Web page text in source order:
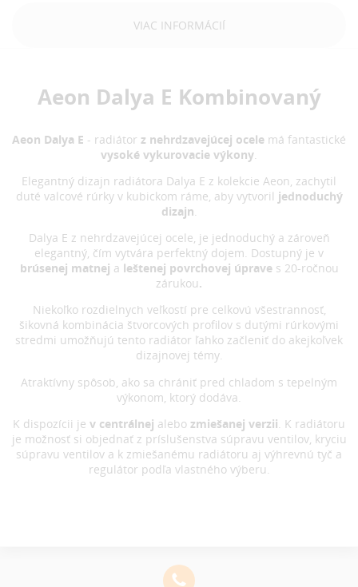
VIAC INFORMÁCIÍ
Aeon Dalya E Kombinovaný
Aeon Dalya E - radiátor z nehrdzavejúcej ocele má fantastické
vysoké vykurovacie výkony.
Elegantný dizajn radiátora Dalya E z kolekcie Aeon, zachytil
duté valcové rúrky v kubickom ráme, aby vytvoril jednoduchý
dizajn.
Dalya E z nehrdzavejúcej ocele, je jednoduchý a zároveň
elegantný, čím vytvára perfektný dojem. Dostupný je v
brúsenej matnej a leštenej povrchovej úprave s 20-ročnou
zárukou.
Niekoľko rozdielnych veľkostí pre celkovú všestrannosť,
šikovná kombinácia štvorcových profilov s dutými rúrkovými
stredmi umožňujú tento radiátor ľahko začleniť do akejkoľvek
dizajnovej témy.
Atraktívny spôsob, ako sa chrániť pred chladom s tepelným
výkonom, ktorý dodáva.
K dispozícii je v centrálnej alebo zmiešanej verzii . K radiátoru
je možnosť si objednať z príslušenstva súpravu ventilov, kryciu
súpravu ventilov a k zmiešanému radiátoru aj výhrevnú tyč a
regulátor podľa vlastného výberu.